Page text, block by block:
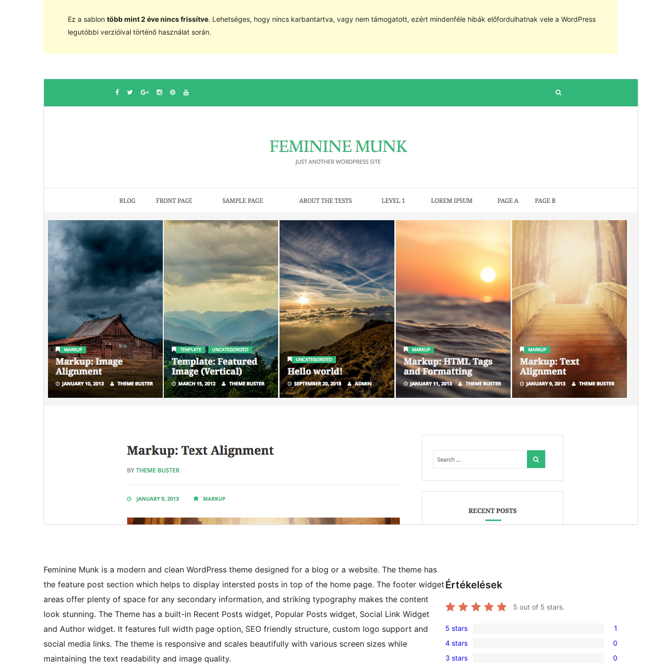
Ez a sablon több mint 2 éve nincs frissítve. Lehetséges, hogy nincs karbantartva, vagy nem támogatott, ezért mindenféle hibák előfordulhatnak vele a WordPress
legutóbbi verzióival történő használat során.
Verzió
1.0.1
Feminine Munk is a modern and clean WordPress theme designed for a blog or a website. The theme has
the feature post section which helps to display intersted posts in top of the home page. The footer widget
areas offer plenty of space for any secondary information, and striking typography makes the content
look stunning. The Theme has a built-in Recent Posts widget, Popular Posts widget, Social Link Widget
and Author widget. It features full width page option, SEO friendly structure, custom logo support and
social media links. The theme is responsive and scales beautifully with various screen sizes while
maintaining the text readability and image quality.
Értékelések
5 out of 5 stars.
1
5-
star
5 stars 1
0
4-
4 stars 0
3 stars 0